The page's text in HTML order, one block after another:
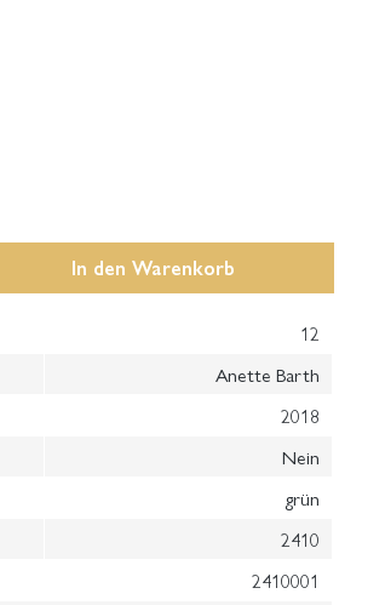
In den Warenkorb
12
Anette Barth
2018
Nein
grün
2410
2410001